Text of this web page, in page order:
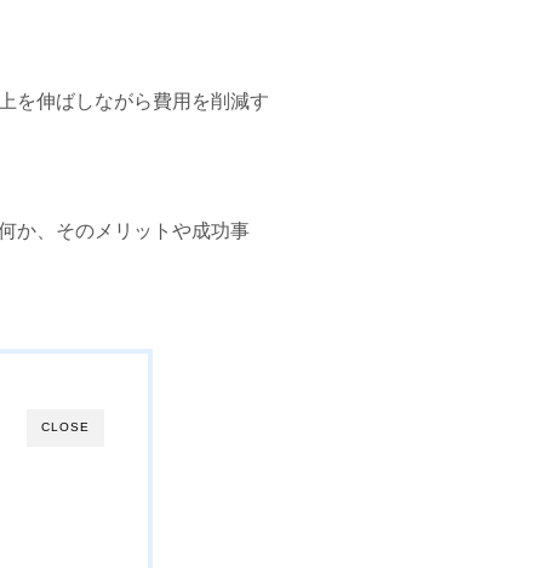
を伸ばしながら費用を削減す
か、そのメリットや成功事
CLOSE